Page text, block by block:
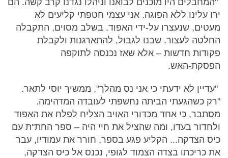
"המחבלים היו מוכנים לבואנו וניהלו נגדנו קרב קשה. הם
ירו עלינו ללא הפוגה. אני עצמי חטפתי קליעים לא
מעטים, שנעצרו על-ידי האפוד. בשלב מסוים, התקבלה
החלטה לעצור. שבנו לגבול, להתארגנות ולקבלת
פקודות חדשות – אלא שאז נכנסה לתוקפה
הפסקת-האש.
"עדיין לא ידעתי כי אני נס מהלך", ממשיך יוסי לתאר.
"רק כשהגעתי הביתה נחשפתי לעובדה המדהימה.
מסתבר, כי אחד מכדורי האויב הצליח לפלח את האפוד
ולחדור בעדו, ומה שהציל את חיי היה – ספר החת"ת עם
כיס הצדקה... הקליע פגע בספר, חורר את עמודיו, עבר
את כריכתו בצדה הצמוד לגופי, נכנס אל כיס הצדקה,